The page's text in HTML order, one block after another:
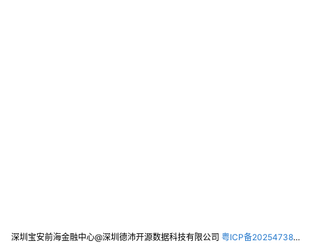
深圳宝安前海金融中心@深圳德沛开源数据科技有限公司 粤ICP备2025473821号-2